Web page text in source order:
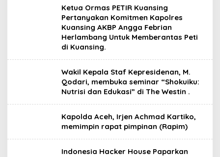
Ketua Ormas PETIR Kuansing
Pertanyakan Komitmen Kapolres
Kuansing AKBP Angga Febrian
Herlambang Untuk Memberantas Peti
di Kuansing.
Wakil Kepala Staf Kepresidenan, M.
Qodari, membuka seminar “Shokuiku:
Nutrisi dan Edukasi” di The Westin .
Kapolda Aceh, Irjen Achmad Kartiko,
memimpin rapat pimpinan (Rapim)
Indonesia Hacker House Paparkan